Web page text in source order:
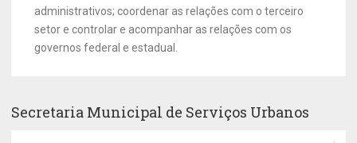
administrativos; coordenar as relações com o terceiro
setor e controlar e acompanhar as relações com os
governos federal e estadual.
Secretaria Municipal de Serviços Urbanos